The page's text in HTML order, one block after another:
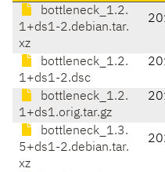
bottleneck_1.2.
1+ds1-2.debian.tar.
xz
bottleneck_1.2.
1+ds1-2.dsc
bottleneck_1.2.
1+ds1.orig.tar.gz
bottleneck_1.3.
5+ds1-2.debian.tar.
xz